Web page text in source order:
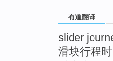
有道翻译
slider
滑块行程